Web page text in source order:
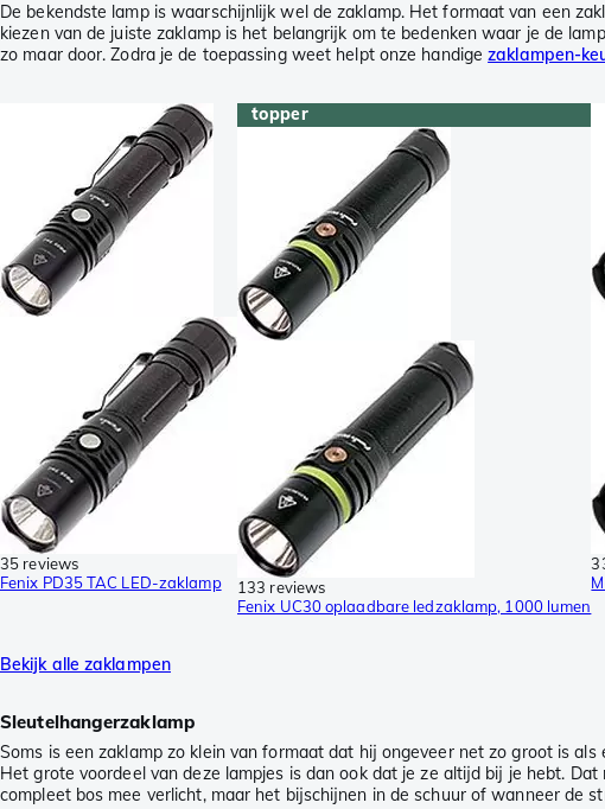
De bekendste lamp is waarschijnlijk wel de zaklamp. Het formaat van een
kiezen van de juiste zaklamp is het belangrijk om te bedenken waar je de
zo maar door. Zodra je de toepassing weet helpt onze handigezaklampen-
35 reviews
Fenix PD35 TAC LED-zaklamp
topper
133 reviews
Fenix UC30 oplaadbare ledzaklamp, 1000 lumen
Bekijk alle zaklampen
Sleutelhangerzaklamp
Soms is een zaklamp zo klein van formaat dat hij ongeveer net zo groot is
Het grote voordeel van deze lampjes is dan ook dat je ze altijd bij je hebt.
compleet bos mee verlicht, maar het bijschijnen in de schuur of wanneer de